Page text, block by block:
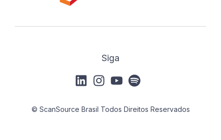
Siga
© ScanSource Brasil Todos Direitos Reservados